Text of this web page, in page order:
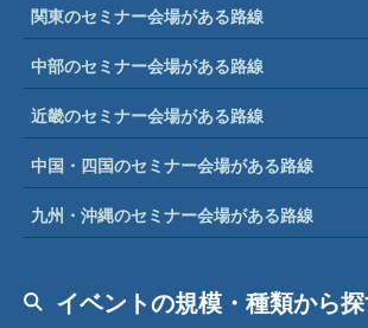
関東のセミナー会場がある路線
中部のセミナー会場がある路線
近畿のセミナー会場がある路線
中国・四国のセミナー会場がある路線
九州・沖縄のセミナー会場がある路線
イベントの規模・種類から